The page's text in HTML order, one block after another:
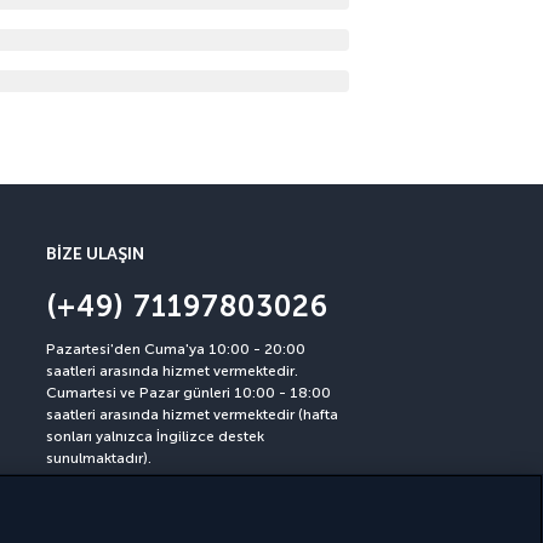
BIZE ULAŞIN
(+49) 71197803026
Pazartesi'den Cuma'ya 10:00 - 20:00
saatleri arasında hizmet vermektedir.
Cumartesi ve Pazar günleri 10:00 - 18:00
saatleri arasında hizmet vermektedir (hafta
sonları yalnızca İngilizce destek
sunulmaktadır).
(Almanya numarası, ücretlendirme